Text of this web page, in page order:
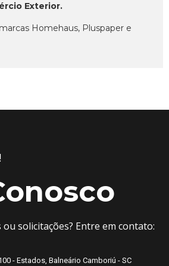
Exterior.
Homehaus, Pluspaper e
solicitações? Entre em contato:
- Estados, Balneário Camboriú - SC